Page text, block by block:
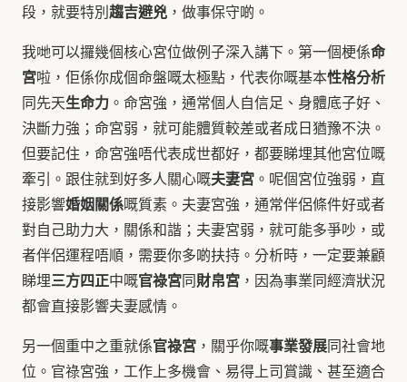
段，就要特別趨吉避兇 ，做事保守啲。
我哋可以攞幾個核心宮位做例子深入講下。第一個梗係命
宮啦，佢係你成個命盤嘅太極點，代表你嘅基本性格分析
同先天生命力 。命宮強，通常個人自信足、身體底子好、
決斷力強；命宮弱，就可能體質較差或者成日猶豫不決。
但要記住，命宮強唔代表成世都好，都要睇埋其他宮位嘅
牽引。跟住就到好多人關心嘅夫妻宮 。呢個宮位強弱，直
接影響婚姻關係嘅質素。夫妻宮強，通常伴侶條件好或者
對自己助力大，關係和諧；夫妻宮弱，就可能多爭吵，或
者伴侶運程唔順，需要你多啲扶持。分析時，一定要兼顧
睇埋三方四正中嘅官祿宮同財帛宮 ，因為事業同經濟狀況
都會直接影響夫妻感情。
另一個重中之重就係官祿宮 ，關乎你嘅事業發展同社會地
位。官祿宮強，工作上多機會、易得上司賞識、甚至適合